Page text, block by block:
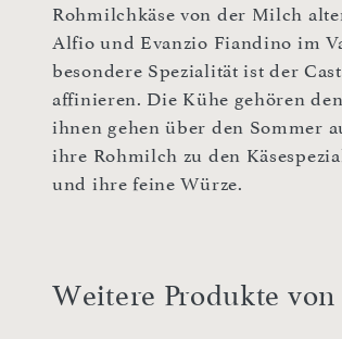
Rohmilchkäse von der Milch
Alfio und Evanzio Fiandino im
besondere Spezialität ist der
affinieren. Die Kühe gehören
ihnen gehen über den Sommer
ihre Rohmilch zu den
und ihre feine Würze.
Weitere Produkte